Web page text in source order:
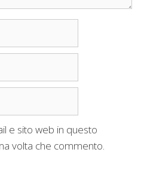
e sito web in questo
volta che commento.